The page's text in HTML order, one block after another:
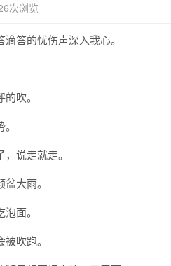
次浏览
答的忧伤声深入我心。
吹。
说走就走。
大雨。
面。
吹跑。